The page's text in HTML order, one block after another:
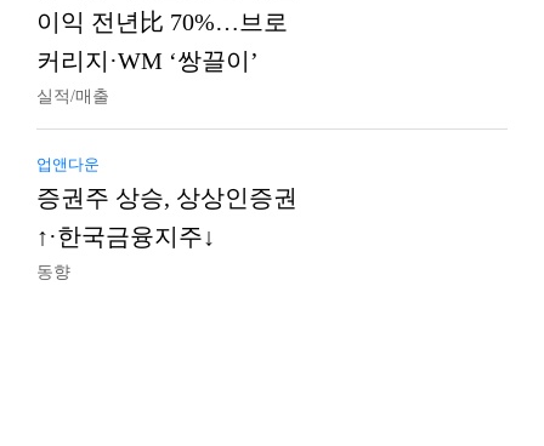
이익 전년比 70%…브로
커리지·WM ‘쌍끌이’
실적/매출
업앤다운
증권주 상승, 상상인증권
↑·한국금융지주↓
동향